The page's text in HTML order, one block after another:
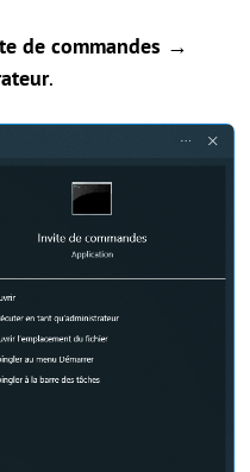
de commandes →
.